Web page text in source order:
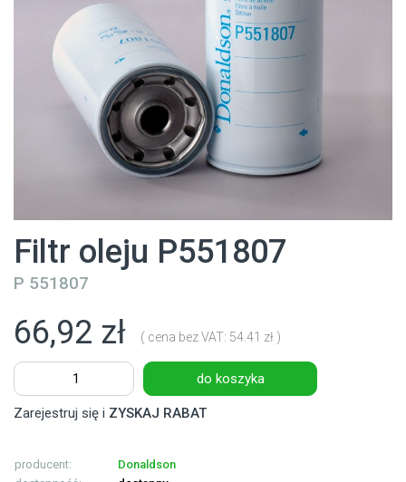
Filtr oleju P551807
P 551807
66,92 zł ( cena bez VAT: 54.41 zł )
do koszyka
Zarejestruj się i ZYSKAJ RABAT
producent:
Donaldson